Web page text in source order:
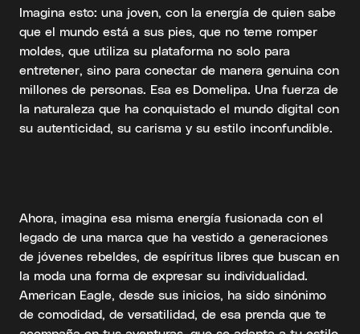
Imagina esto: una joven, con la energía de quien sabe
que el mundo está a sus pies, que no teme romper
moldes, que utiliza su plataforma no solo para
entretener, sino para conectar de manera genuina con
millones de personas. Esa es Domelipa. Una fuerza de
la naturaleza que ha conquistado el mundo digital con
su autenticidad, su carisma y su estilo inconfundible.
Ahora, imagina esa misma energía fusionada con el
legado de una marca que ha vestido a generaciones
de jóvenes rebeldes, de espíritus libres que buscan en
la moda una forma de expresar su individualidad.
American Eagle, desde sus inicios, ha sido sinónimo
de comodidad, de versatilidad, de esa prenda que te